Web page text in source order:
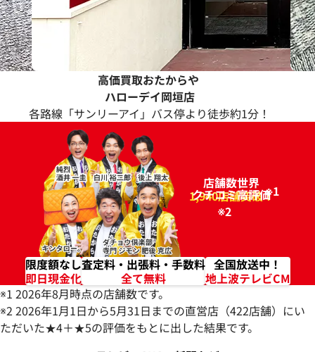
高価買取おたからや
ハローデイ岡垣店
各路線「サンリーアイ」バス停より徒歩約1分！
店舗数世界
1,940店舗突破！
※1
クチコミ高評価
96.2%
※2
限度額なし
即日現金化
査定料・出張料・手数料
全て無料
全国放送中！
地上波テレビCM
※1 2026年8月時点の店舗数です。
※2 2026年1月1日から5月31日までの直営店（422店舗）にい
ただいた★4＋★5の評価をもとに出した結果です。